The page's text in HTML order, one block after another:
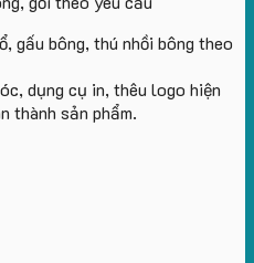
gấu bông, thú nhồi bông theo
dụng cụ in, thêu logo hiện
thành sản phẩm.